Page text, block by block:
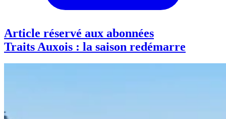
Article réservé aux abonnées
Traits Auxois : la saison redémarre